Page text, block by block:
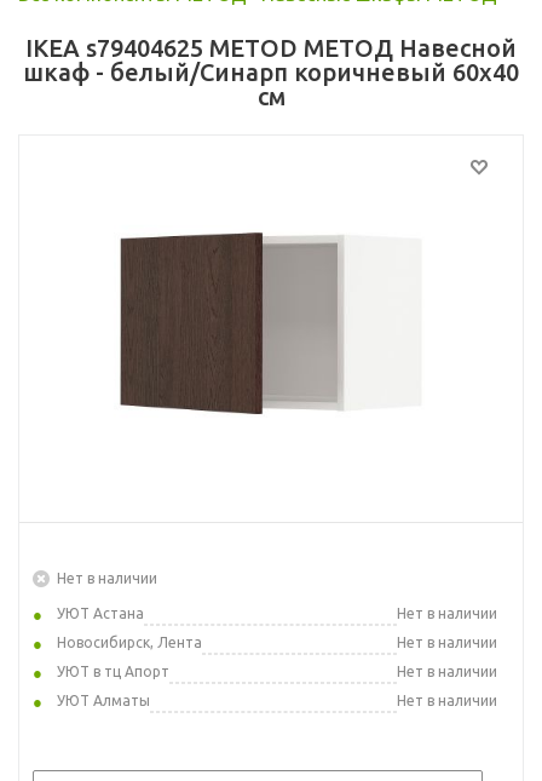
IKEA s79404625 METOD МЕТОД Навесной
шкаф - белый/Синарп коричневый 60x40
см
Нет в наличии
УЮТ Астана
Нет в наличии
Новосибирск, Лента
Нет в наличии
УЮТ в тц Апорт
Нет в наличии
УЮТ Алматы
Нет в наличии